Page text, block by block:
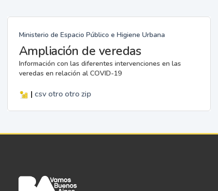
Ministerio de Espacio Público e Higiene Urbana
Ampliación de veredas
Información con las diferentes intervenciones en las
veredas en relación al COVID-19
| csv otro otro zip